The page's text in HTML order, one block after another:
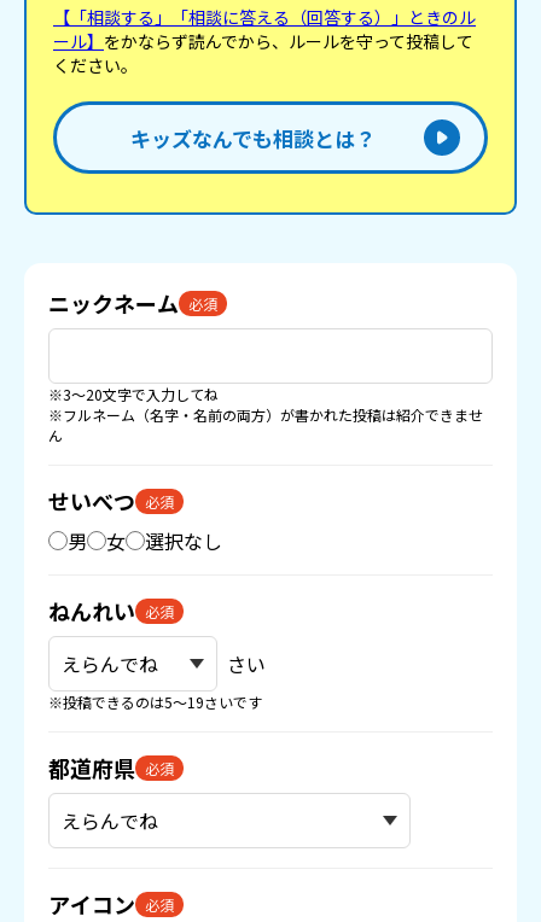
【「相談する」「相談に答える（回答する）」ときのル
ール】 をかならず読んでから、ルールを守って投稿して
ください。
キッズなんでも相談とは？
ニックネーム 必須
※3〜20文字で入力してね
※フルネーム（名字・名前の両方）が書かれた投稿は紹介できませ
ん
せいべつ 必須
男 女 選択なし
ねんれい 必須
さい
※投稿できるのは5〜19さいです
都道府県 必須
アイコン 必須